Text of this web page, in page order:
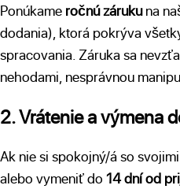
Ponúkame ročnú zárukuna
dodania), ktorá pokrýva
spracovania. Záruka sa
nehodami, nesprávnou
2. Vrátenie a výmena
Ak nie si spokojný/á so
alebo vymeniť do 14 dní od